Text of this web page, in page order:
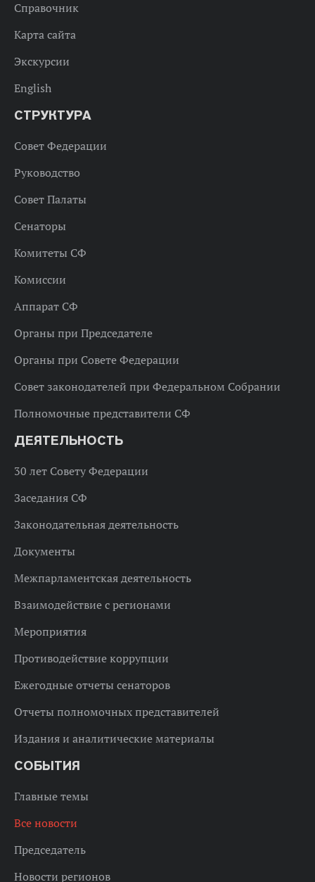
Справочник
Карта сайта
Экскурсии
English
СТРУКТУРА
Совет Федерации
Руководство
Совет Палаты
Сенаторы
Комитеты СФ
Комиссии
Аппарат СФ
Органы при Председателе
Органы при Совете Федерации
Совет законодателей при Федеральном Собрании
Полномочные представители СФ
ДЕЯТЕЛЬНОСТЬ
30 лет Совету Федерации
Заседания СФ
Законодательная деятельность
Документы
Межпарламентская деятельность
Взаимодействие с регионами
Мероприятия
Противодействие коррупции
Ежегодные отчеты сенаторов
Отчеты полномочных представителей
Издания и аналитические материалы
СОБЫТИЯ
Главные темы
Все новости
Председатель
Новости регионов